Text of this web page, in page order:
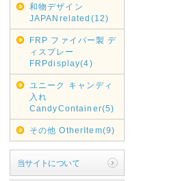
和物デザイン
JAPANrelated(12)
FRP ファイバー製 デ
ィスプレー
FRPdisplay(4)
ユニーク キャンディ
入れ
CandyContainer(5)
その他 OtherItem(9)
当サイトについて